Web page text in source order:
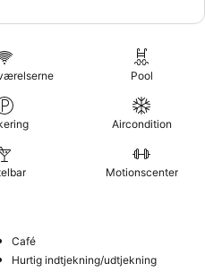
Pool
Aircondition
Motionscenter
Café
Hurtig indtjekning/udtjekning